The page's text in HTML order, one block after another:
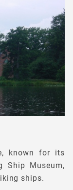
known for its
Ship Museum,
ships.